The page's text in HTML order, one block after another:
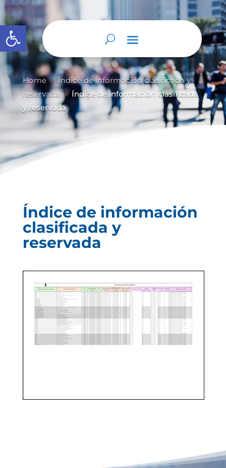
Abrir barra de herramientas
Home 9 Índice de información clasificada y
reservada 9 Índice de información clasificada
y reservada
Índice de información
clasificada y
reservada